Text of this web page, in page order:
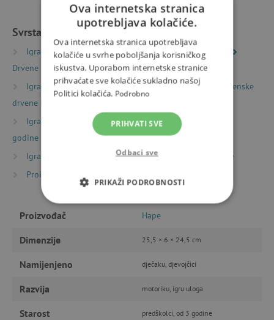
Svrstano u kategorije
Igračke prema vrsti
Svijetovi mašte i igre uloga
Drvene kuhinjice
Igračke prema vrsti
Drvene igračke
Višenamjenske
drvene igre i igračke
Igračke prema starosti
Igre i igračke za djecu od 3
godine
Igračke prema starosti
Igre i igračke za predškolce
Proizvođači
Proizvođač Hape
Dimenzije 25,5 × 6 × 24,5 cm
Namijenjeno dječaku, djevojčici
Razvija motoriku, igru uloga
Starost predškolci, od 3 godine
Ova internetska stranica
upotrebljava kolačiće.
Ova internetska stranica upotrebljava
kolačiće u svrhe poboljšanja korisničkog
iskustva. Uporabom internetske stranice
prihvaćate sve kolačiće sukladno našoj
Politici kolačića. Podrobno
PRIHVATI SVE
Odbaci sve
PRIKAŽI PODROBNOSTI
NUŽNO POTREBNI KOLAČIĆI
CILJANOST
FUNKCIONALNOST